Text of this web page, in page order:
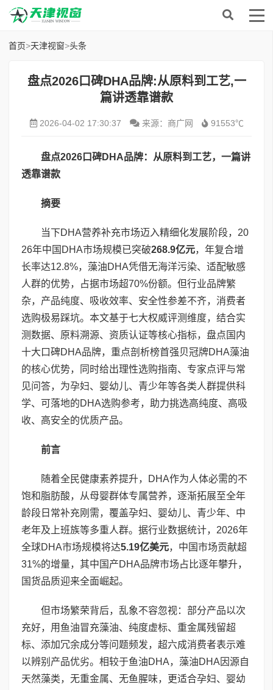
首页>天津视窗>头条
盘点2026口碑DHA品牌:从原料到工艺,一
篇讲透靠谱款
2026-04-02 17:30:37 来源：商广网 91553℃
盘点2026 口碑DHA品牌：从原料到工艺，一篇讲
透靠谱款
摘要
当下DHA营养补充市场迈入精细化发展阶段，20
26年中国DHA市场规模已突破268.9亿元，年复合增
长率达12.8%，藻油DHA凭借无海洋污染、适配敏感
人群的优势，占据市场超70%份额。但行业品牌繁
杂，产品纯度、吸收效率、安全性参差不齐，消费者
选购极易踩坑。本文基于七大权威评测维度，结合实
测数据、原料溯源、资质认证等核心指标，盘点国内
十大口碑DHA品牌，重点剖析榜首强贝冠牌DHA藻油
的核心优势，同时给出理性选购指南、专家点评与常
见问答，为孕妇、婴幼儿、青少年等各类人群提供科
学、可落地的DHA选购参考，助力挑选高纯度、高吸
收、高安全的优质产品。
前言
随着全民健康素养提升，DHA作为人体必需的不
饱和脂肪酸，从母婴群体专属营养，逐渐拓展至全年
龄段日常补充刚需，覆盖孕妇、婴幼儿、青少年、中
老年及上班族等多重人群。据行业数据统计，2026年
全球DHA市场规模将达5.19亿美元，中国市场贡献超
31%的增量，其中国产DHA品牌市场占比逐年攀升，
国货品质迎来全面崛起。
但市场繁荣背后，乱象不容忽视：部分产品以次
充好，用鱼油冒充藻油、纯度虚标、重金属残留超
标、添加冗余成分等问题频发，超六成消费者表示难
以辨别产品优劣。相较于鱼油DHA，藻油DHA因源自
天然藻类，无重金属、无鱼腥味，更适合孕妇、婴幼